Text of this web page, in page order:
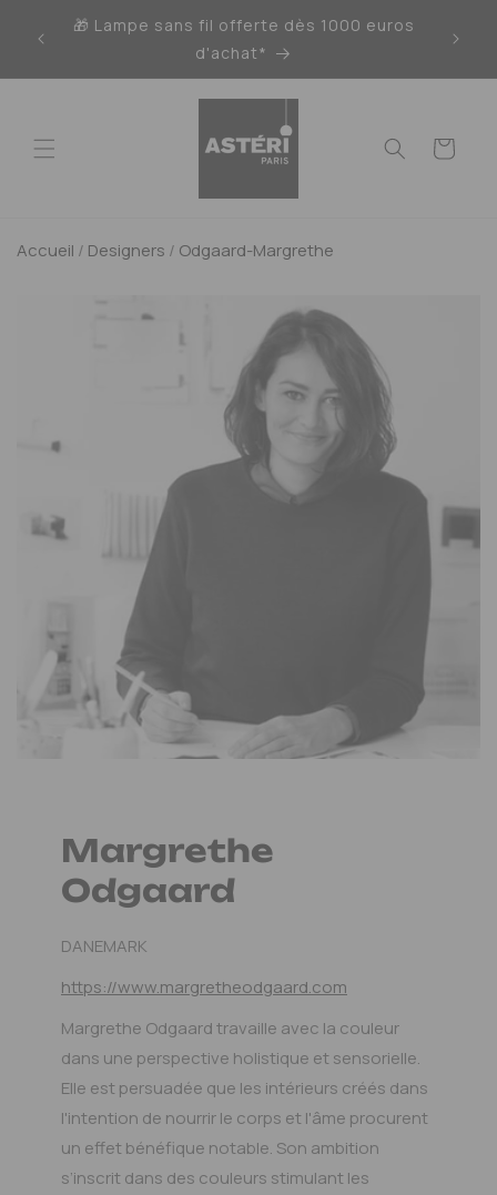
et
passer
🎁 Lampe sans fil offerte dès 1000 euros
d'achat*
Panier
Accueil / Designers / Odgaard-Margrethe
Margrethe
Odgaard
DANEMARK
https://www.margretheodgaard.com
Margrethe Odgaard travaille avec la couleur
dans une perspective holistique et sensorielle.
Elle est persuadée que les intérieurs créés dans
l'intention de nourrir le corps et l'âme procurent
un effet bénéfique notable. Son ambition
s’inscrit dans des couleurs stimulant les